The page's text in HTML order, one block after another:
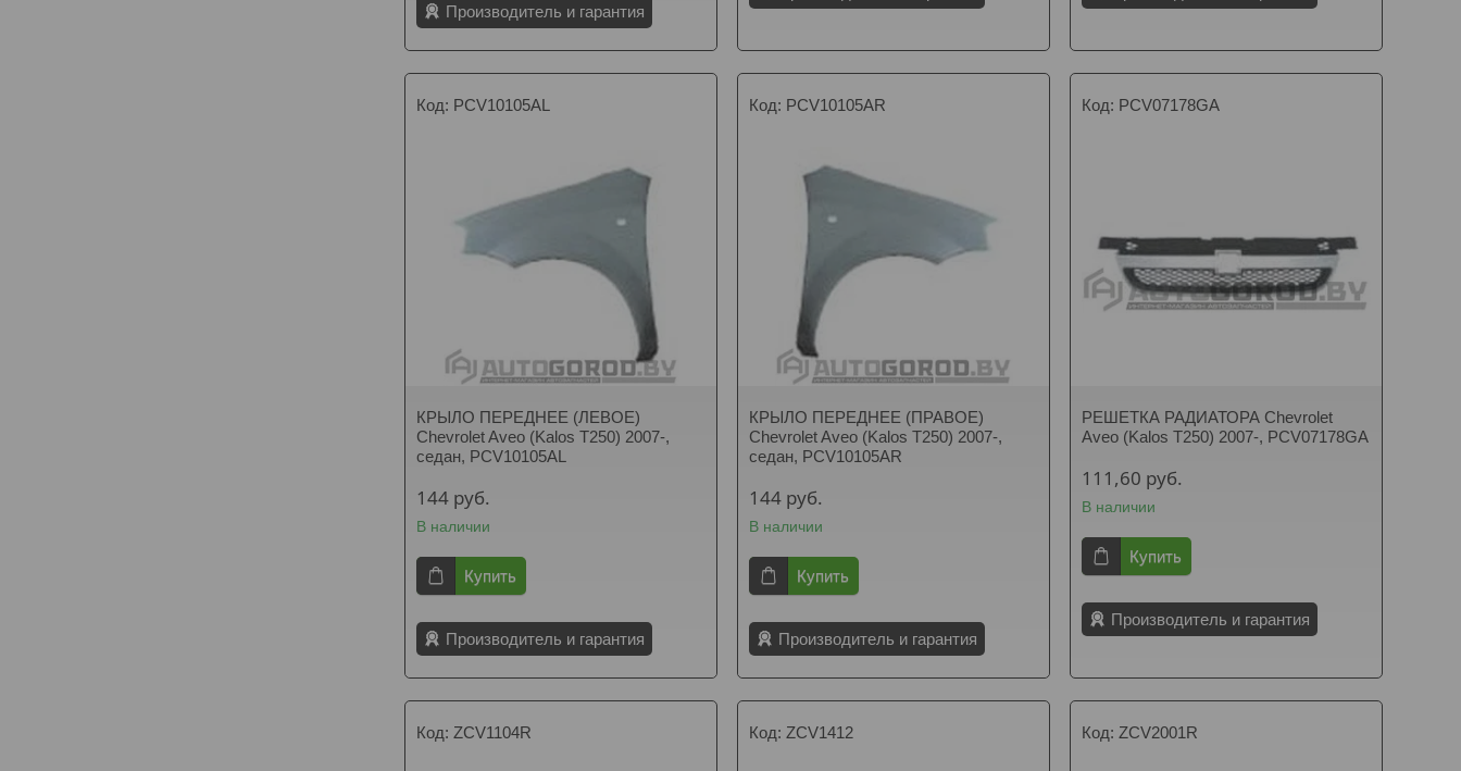
Производитель и гарантия
PCV10105AL
КРЫЛО ПЕРЕДНЕЕ (ЛЕВОЕ)
Chevrolet Aveo (Kalos T250) 2007-,
седан, PCV10105AL
144 руб.
В наличии
Купить
Производитель и гарантия
PCV10105AR
КРЫЛО ПЕРЕДНЕЕ (ПРАВОЕ)
Chevrolet Aveo (Kalos T250) 2007-,
седан, PCV10105AR
144 руб.
В наличии
Купить
Производитель и гарантия
PCV07178GA
РЕШЕТКА РАДИАТОРА Chevrolet
Aveo (Kalos T250) 2007-, PCV07178GA
111,60 руб.
В наличии
Купить
Производитель и гарантия
ZCV1104R ZCV1412 ZCV2001R